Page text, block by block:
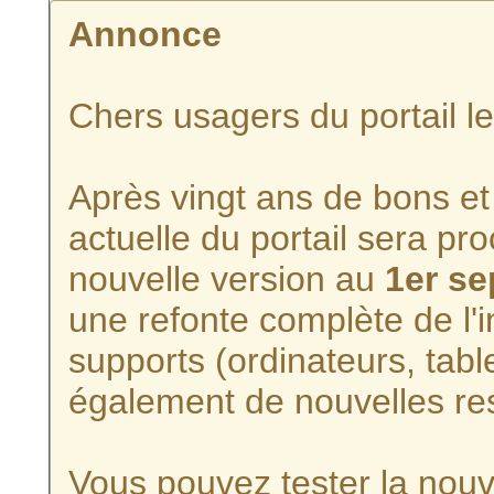
Annonce
Chers usagers du portail
Après vingt ans de bons
actuelle du portail sera
nouvelle version au 1er
une refonte complète de
supports (ordinateurs,
également de nouvelles
Vous pouvez tester la